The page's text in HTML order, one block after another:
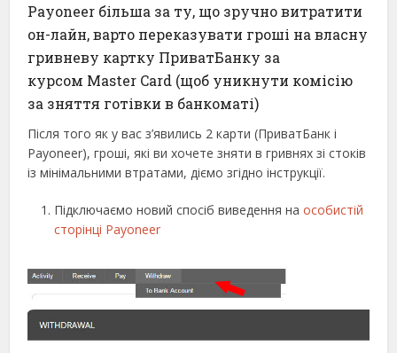
Payoneer більша за ту, що зручно витратити
он-лайн, варто переказувати гроші на власну
гривневу картку ПриватБанку за
курсом Master Card (щоб уникнути комісію
за зняття готівки в банкоматі)
Після того як у вас з’явились 2 карти (ПриватБанк і
Payoneer), гроші, які ви хочете зняти в гривнях зі стоків
із мінімальними втратами, діємо згідно інструкції.
Підключаємо новий спосіб виведення наособистій
сторінці Payoneer